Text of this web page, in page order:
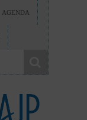
AGENDA